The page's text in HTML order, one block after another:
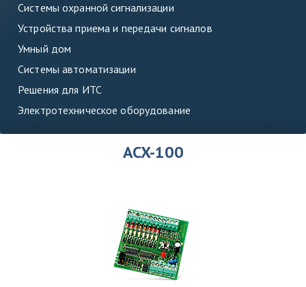
Системы охранной сигнализации
Устройства приема и передачи сигналов
Умный дом
Системы автоматизации
Решения для ИТС
Электротехническое оборудование
ACX-100